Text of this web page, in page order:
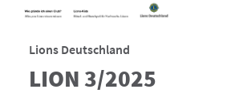
Lions Deutschland
LION 3/2025